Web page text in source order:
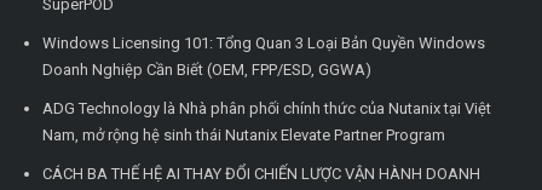
SuperPOD
Windows Licensing 101: Tổng Quan 3 Loại Bản Quyền Windows
Doanh Nghiệp Cần Biết (OEM, FPP/ESD, GGWA)
ADG Technology là Nhà phân phối chính thức của Nutanix tại Việt
Nam, mở rộng hệ sinh thái Nutanix Elevate Partner Program
CÁCH BA THẾ HỆ AI THAY ĐỔI CHIẾN LƯỢC VẬN HÀNH DOANH